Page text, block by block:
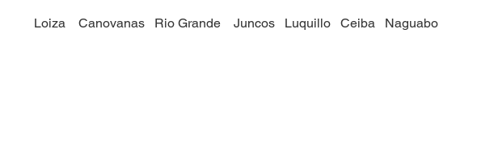
Loiza Canovanas Rio Grande Juncos Luquillo Ceiba Naguabo